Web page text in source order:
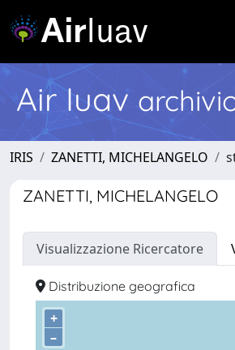
Air Iuav
IRIS ZANETTI, MICHELANGELO
ZANETTI, MICHELANGELO
Visualizzazione Ricercatore
Distribuzione geografica
+
–